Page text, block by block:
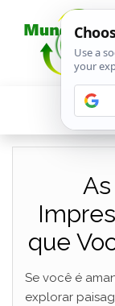
que
Se você é
explorar